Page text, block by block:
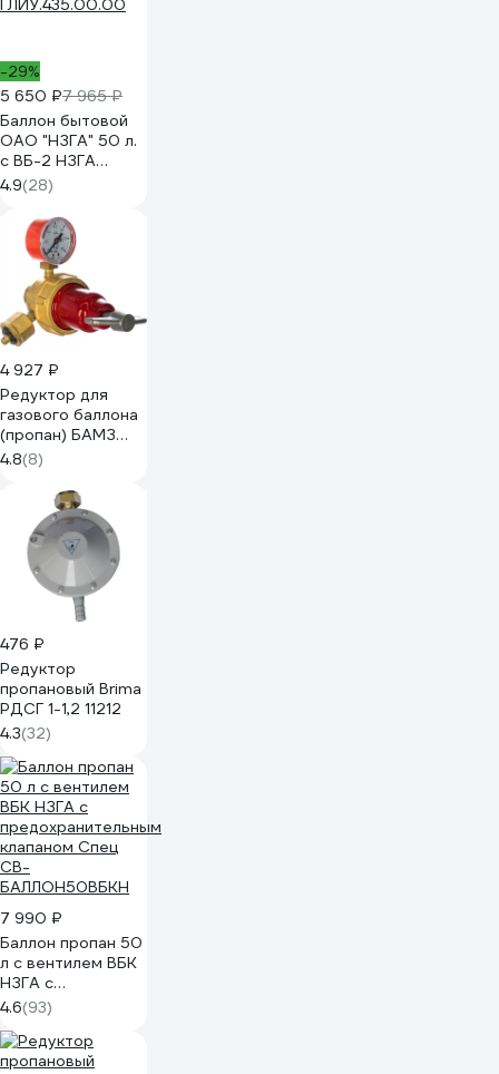
-29%
5 650 ₽7 965 ₽
Баллон бытовой
ОАО "НЗГА" 50 л.
с ВБ-2 НЗГА
ГЛИУ.435.00.00
4.9(28)
4 927 ₽
Редуктор для
газового баллона
(пропан) БАМЗ
БПО-5-4
4.8(8)
476 ₽
Редуктор
пропановый Brima
РДСГ 1-1,2 11212
4.3(32)
7 990 ₽
Баллон пропан 50
л с вентилем ВБК
НЗГА с
предохранительным
клапаном Спец
СВ-
БАЛЛОН50ВБКН
4.6(93)